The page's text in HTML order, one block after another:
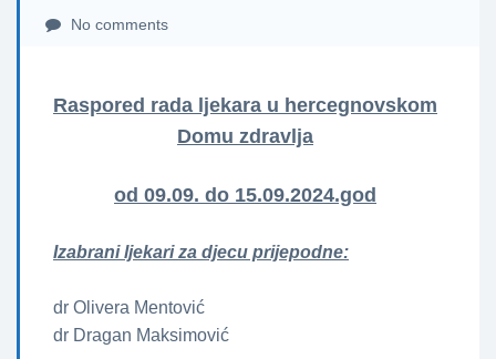
No comments
Raspored rada ljekara u hercegnovskom
Domu zdravlja
od 09.09. do 15.09.2024.god
Izabrani ljekari za djecu prijepodne:
dr Olivera Mentović
dr Dragan Maksimović